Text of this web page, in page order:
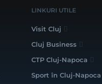
LINKURI UTILE
Visit Cluj
Cluj Business
CTP Cluj-Napoca
Sport în Cluj-Napoca